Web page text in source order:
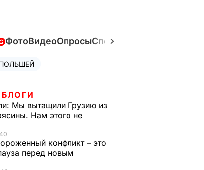
ФотоВидеоОпросыСпецпроекты
Мы вытащили Грузию из
Нам этого не
конфликт – это
перед новым